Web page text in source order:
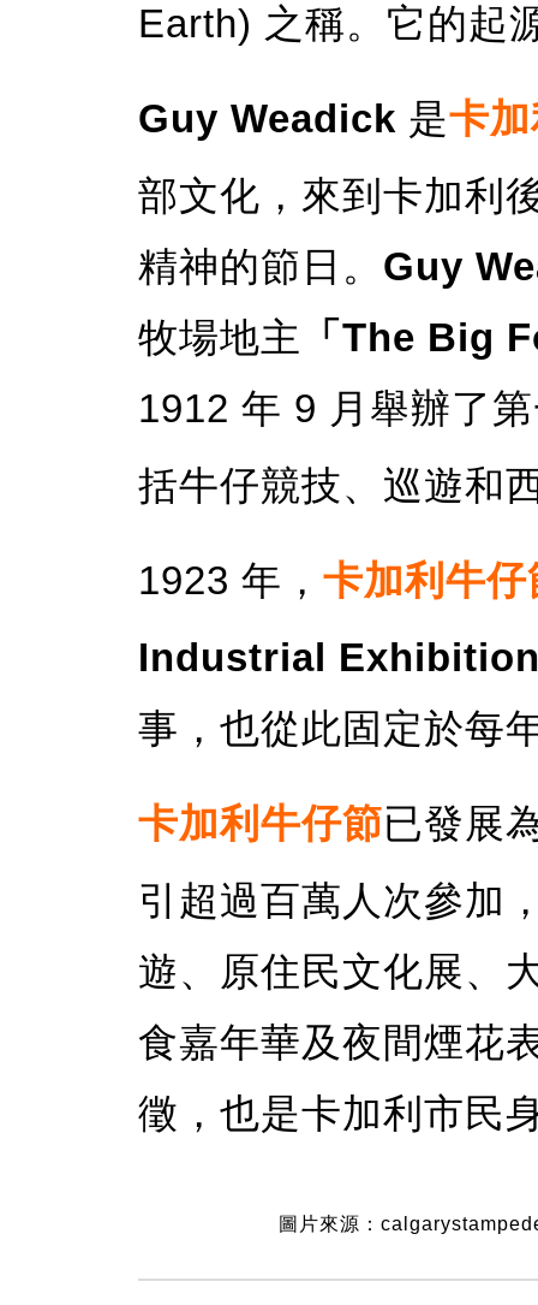
Earth) 之稱。它的起
Guy Weadick 是卡
部文化，來到卡加利
精神的節日。 Guy
牧場地主
「The Big
1912 年 9 月舉辦了
括牛仔競技、巡遊和
1923 年， 卡加利牛仔
Industrial
事，也從此固定於每
卡加利牛仔節已發展
引超過百萬人次參加
遊、原住民文化展、
食嘉年華及夜間煙花
徵，也是卡加利市民
圖片來源：